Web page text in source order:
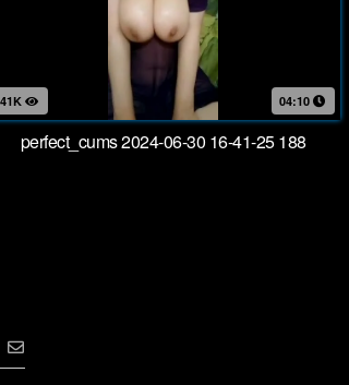
41K 04:10
perfect_cums 2024-06-30 16-41-25 188